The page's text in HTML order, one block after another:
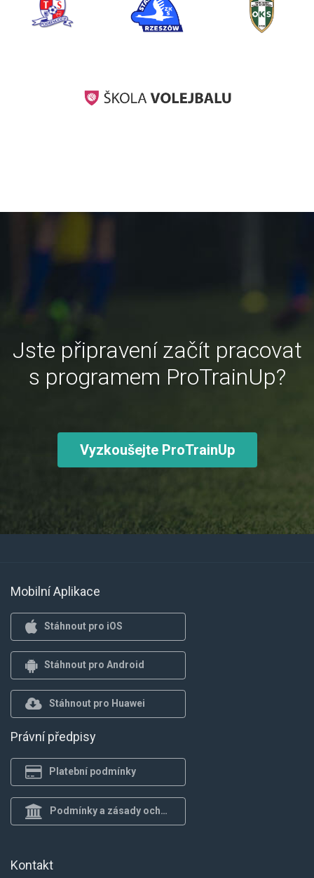
Jste připravení začít pracovat
s programem ProTrainUp?
Vyzkoušejte ProTrainUp
Mobilní Aplikace
Stáhnout pro iOS
Stáhnout pro Android
Stáhnout pro Huawei
Právní předpisy
Platební podmínky
Podmínky a zásady ochrany osob.
Kontakt